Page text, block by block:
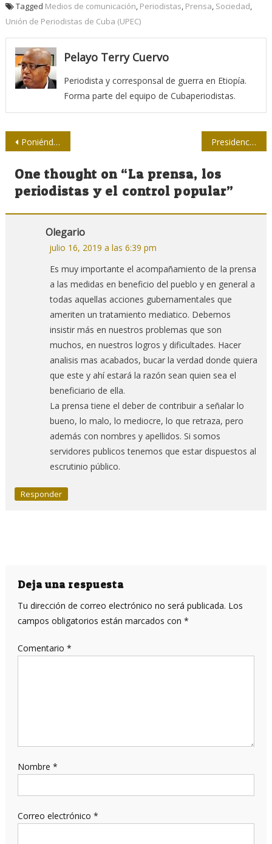
Tagged Medios de comunicación, Periodistas, Prensa, Sociedad,
Unión de Periodistas de Cuba (UPEC)
Pelayo Terry Cuervo
Periodista y corresponsal de guerra en Etiopía.
Forma parte del equipo de Cubaperiodistas.
Navegación
de
entradas
Poniéndole ciencia al periodismo: las tesis en Camagüey Presidencia de la UPEC: Aumento salarial, festival de la prensa y planes de verano
One thought on “La prensa, los
periodistas y el control popular”
Olegario
julio 16, 2019 a las 6:39 pm
Es muy importante el acompañamiento de la prensa
a las medidas en beneficio del pueblo y en general a
todas aquellas acciones gubernamentales que
ameriten un tratamiento mediatico. Debemos
insistir más en nuestros problemas que son
muchos, en nuestros logros y dificultades. Hacer
analisis mas acabados, bucar la verdad donde quiera
que este y ahí estará la razón sean quien sea el
beneficiario de ella.
La prensa tiene el deber de contribuir a señalar lo
bueno, lo malo, lo mediocre, lo que retraza, pero
además con nombres y apellidos. Si somos
servidores publicos tenemos que estar dispuestos al
escrutinio público.
Responder
Deja una respuesta
Tu dirección de correo electrónico no será publicada. Los
campos obligatorios están marcados con *
Comentario *
Nombre *
Correo electrónico *